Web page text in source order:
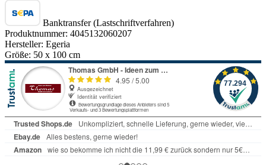
Banktransfer (Lastschriftverfahren)
Produktnummer: 4045132060207
Hersteller: Egeria
Größe: 50 x 100 cm